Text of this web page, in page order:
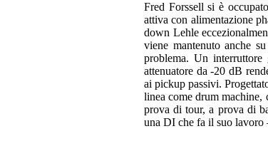
Fred Forssell si è
attiva con alimentazione
down Lehle
viene mantenuto anche
problema. Un
attenuatore da -20 dB
ai pickup passivi.
linea come drum machine,
prova di tour, a prova di
una DI che fa il suo lavoro